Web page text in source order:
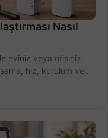
Nasıl
eviniz veya ofisiniz
hız, kurulum ve